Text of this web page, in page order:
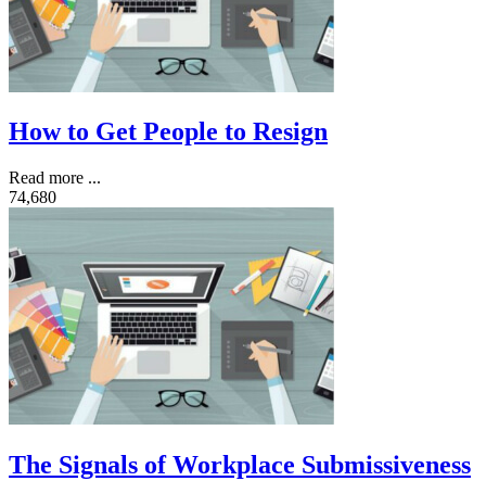
How to Get People to Resign
Read more ...
74,680
The Signals of Workplace Submissiveness